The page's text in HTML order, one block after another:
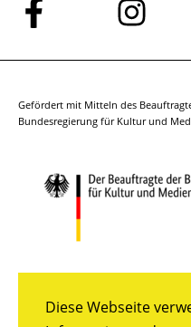
Diese Webseite
Folge
uns
auf
Folge
uns
auf
Gefördert mit Mitteln des
Bundesregierung für Kultur und